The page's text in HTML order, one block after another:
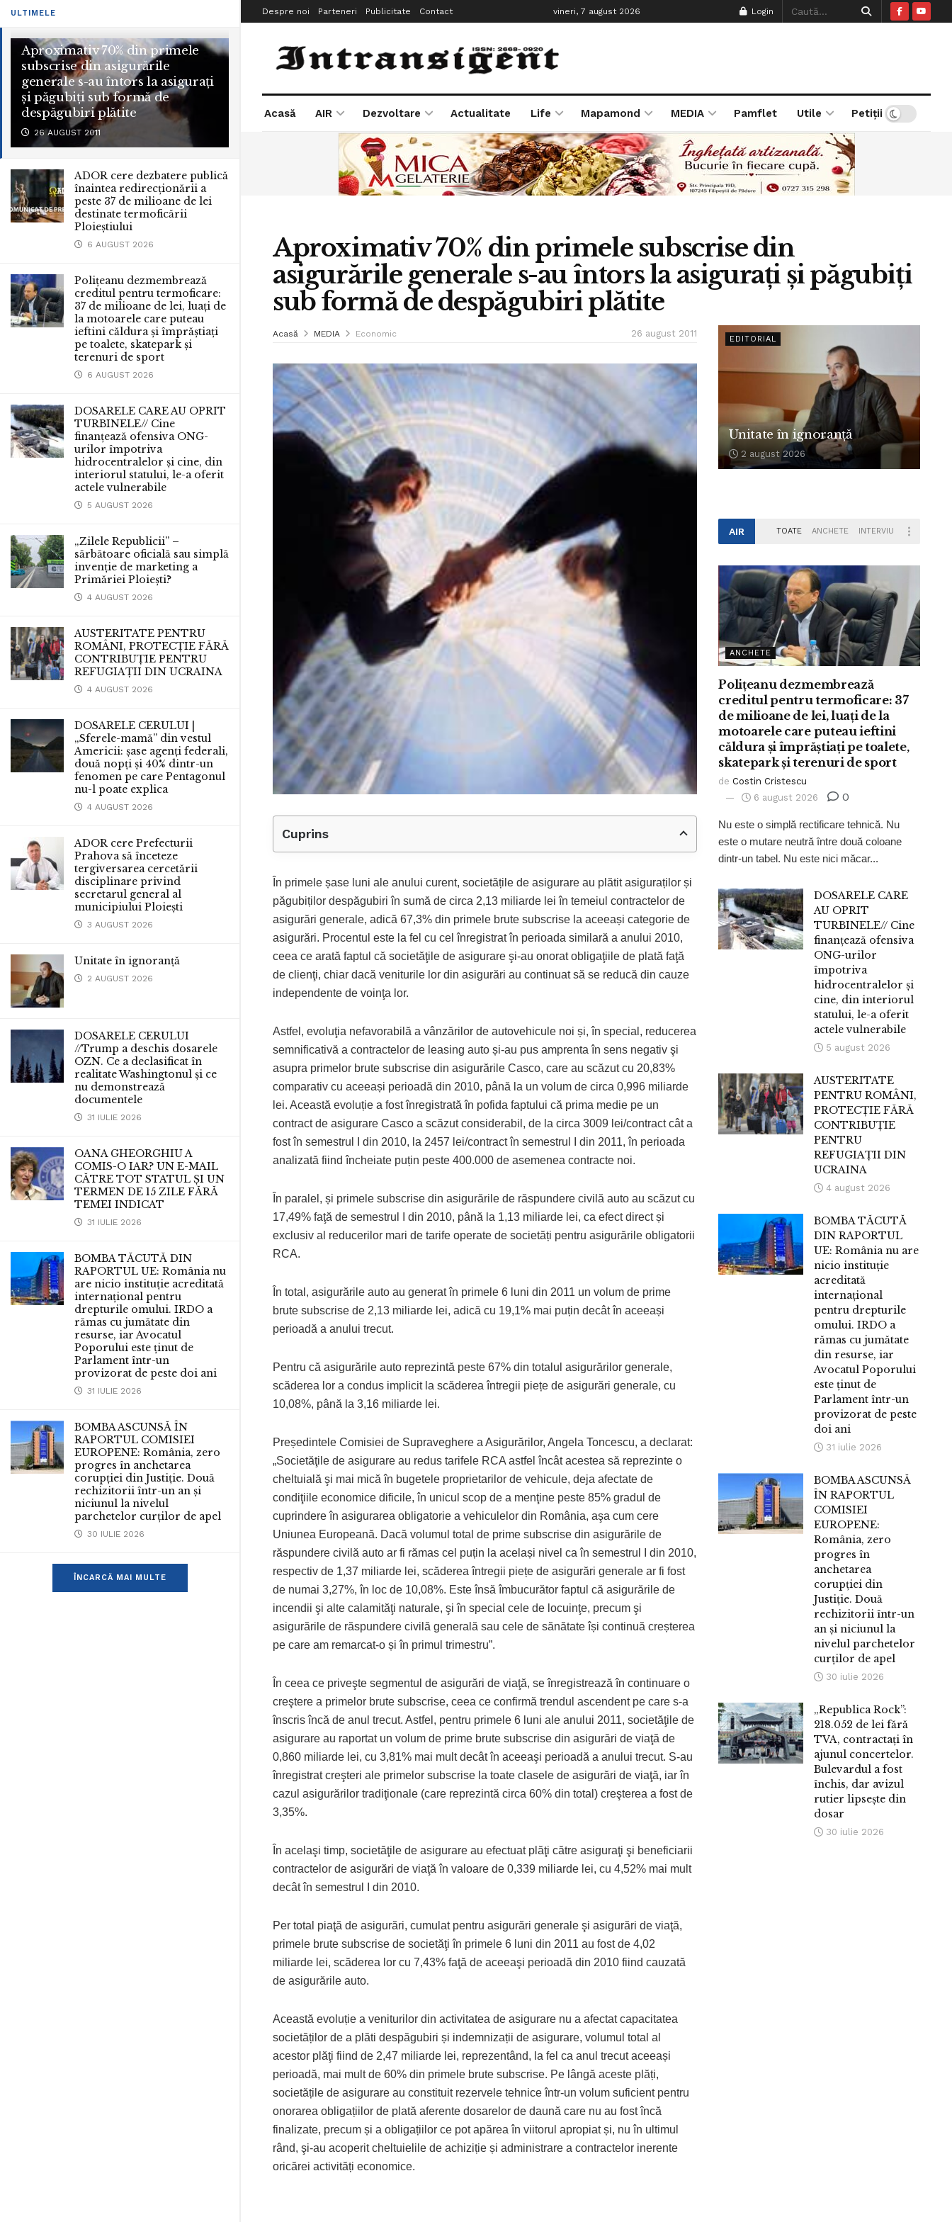
ULTIMELE
Aproximativ 70% din primele
subscrise din asigurările
generale s-au întors la asigurați
și păgubiți sub formă de
despăgubiri plătite
26 AUGUST 2011
ADOR cere dezbatere publică
înaintea redirecționării a
peste 37 de milioane de lei
destinate termoficării
Ploieștiului
6 AUGUST 2026
Polițeanu dezmembrează
creditul pentru termoficare:
37 de milioane de lei, luați de
la motoarele care puteau
ieftini căldura și împrăștiați
pe toalete, skatepark și
terenuri de sport
6 AUGUST 2026
DOSARELE CARE AU OPRIT
TURBINELE// Cine
finanțează ofensiva ONG-
urilor împotriva
hidrocentralelor și cine, din
interiorul statului, le-a oferit
actele vulnerabile
5 AUGUST 2026
„Zilele Republicii” –
sărbătoare oficială sau simplă
invenție de marketing a
Primăriei Ploiești?
4 AUGUST 2026
AUSTERITATE PENTRU
ROMÂNI, PROTECȚIE FĂRĂ
CONTRIBUȚIE PENTRU
REFUGIAȚII DIN UCRAINA
4 AUGUST 2026
DOSARELE CERULUI |
„Sferele-mamă” din vestul
Americii: șase agenți federali,
două nopți și 40% dintr-un
fenomen pe care Pentagonul
nu-l poate explica
4 AUGUST 2026
ADOR cere Prefecturii
Prahova să înceteze
tergiversarea cercetării
disciplinare privind
secretarul general al
municipiului Ploiești
3 AUGUST 2026
Unitate în ignoranță
2 AUGUST 2026
DOSARELE CERULUI
//Trump a deschis dosarele
OZN. Ce a declasificat în
realitate Washingtonul și ce
nu demonstrează
documentele
31 IULIE 2026
OANA GHEORGHIU A
COMIS-O IAR? UN E-MAIL
CĂTRE TOT STATUL ȘI UN
TERMEN DE 15 ZILE FĂRĂ
TEMEI INDICAT
31 IULIE 2026
BOMBA TĂCUTĂ DIN
RAPORTUL UE: România nu
are nicio instituție acreditată
internațional pentru
drepturile omului. IRDO a
rămas cu jumătate din
resurse, iar Avocatul
Poporului este ținut de
Parlament într-un
provizorat de peste doi ani
31 IULIE 2026
BOMBA ASCUNSĂ ÎN
RAPORTUL COMISIEI
EUROPENE: România, zero
progres în anchetarea
corupției din Justiție. Două
rechizitorii într-un an și
niciunul la nivelul
parchetelor curților de apel
30 IULIE 2026
ÎNCARCĂ MAI MULTE
Despre noi Parteneri Publicitate Contact vineri, 7 august 2026 Login
Acasă AIR Dezvoltare Actualitate Life Mapamond MEDIA Pamflet Utile Petiții
Aproximativ 70% din primele subscrise din
asigurările generale s-au întors la asigurați și păgubiți
sub formă de despăgubiri plătite
Acasă MEDIA Economic 26 august 2011
Cuprins
În primele șase luni ale anului curent, societățile de asigurare au plătit asiguraților și
păgubiților despăgubiri în sumă de circa 2,13 miliarde lei în temeiul contractelor de
asigurări generale, adică 67,3% din primele brute subscrise la aceeași categorie de
asigurări. Procentul este la fel cu cel înregistrat în perioada similară a anului 2010,
ceea ce arată faptul că societăţile de asigurare şi-au onorat obligaţiile de plată faţă
de clienţi, chiar dacă veniturile lor din asigurări au continuat să se reducă din cauze
independente de voinţa lor.
Astfel, evoluţia nefavorabilă a vânzărilor de autovehicule noi și, în special, reducerea
semnificativă a contractelor de leasing auto și-au pus amprenta în sens negativ şi
asupra primelor brute subscrise din asigurările Casco, care au scăzut cu 20,83%
comparativ cu aceeași perioadă din 2010, până la un volum de circa 0,996 miliarde
lei. Această evoluție a fost înregistrată în pofida faptului că prima medie pe un
contract de asigurare Casco a scăzut considerabil, de la circa 3009 lei/contract cât a
fost în semestrul I din 2010, la 2457 lei/contract în semestrul I din 2011, în perioada
analizată fiind încheiate puțin peste 400.000 de asemenea contracte noi.
În paralel, și primele subscrise din asigurările de răspundere civilă auto au scăzut cu
17,49% faţă de semestrul I din 2010, până la 1,13 miliarde lei, ca efect direct și
exclusiv al reducerilor mari de tarife operate de societăți pentru asigurările obligatorii
RCA.
În total, asigurările auto au generat în primele 6 luni din 2011 un volum de prime
brute subscrise de 2,13 miliarde lei, adică cu 19,1% mai puțin decât în aceeași
perioadă a anului trecut.
Pentru că asigurările auto reprezintă peste 67% din totalul asigurărilor generale,
scăderea lor a condus implicit la scăderea întregii piețe de asigurări generale, cu
10,08%, până la 3,16 miliarde lei.
Președintele Comisiei de Supraveghere a Asigurărilor, Angela Toncescu, a declarat:
„Societăţile de asigurare au redus tarifele RCA astfel încât acestea să reprezinte o
cheltuială şi mai mică în bugetele proprietarilor de vehicule, deja afectate de
condiţiile economice dificile, în unicul scop de a menţine peste 85% gradul de
cuprindere în asigurarea obligatorie a vehiculelor din România, aşa cum cere
Uniunea Europeană. Dacă volumul total de prime subscrise din asigurările de
răspundere civilă auto ar fi rămas cel puțin la același nivel ca în semestrul I din 2010,
respectiv de 1,37 miliarde lei, scăderea întregii piețe de asigurări generale ar fi fost
de numai 3,27%, în loc de 10,08%. Este însă îmbucurător faptul că asigurările de
incendii şi alte calamităţi naturale, şi în special cele de locuinţe, precum şi
asigurările de răspundere civilă generală sau cele de sănătate își continuă creșterea
pe care am remarcat-o și în primul trimestru”.
În ceea ce priveşte segmentul de asigurări de viaţă, se înregistrează în continuare o
creştere a primelor brute subscrise, ceea ce confirmă trendul ascendent pe care s-a
înscris încă de anul trecut. Astfel, pentru primele 6 luni ale anului 2011, societăţile de
asigurare au raportat un volum de prime brute subscrise din asigurări de viaţă de
0,860 miliarde lei, cu 3,81% mai mult decât în aceeaşi perioadă a anului trecut. S-au
înregistrat creşteri ale primelor subscrise la toate clasele de asigurări de viaţă, iar în
cazul asigurărilor tradiţionale (care reprezintă circa 60% din total) creşterea a fost de
3,35%.
În acelaşi timp, societăţile de asigurare au efectuat plăţi către asiguraţi şi beneficiarii
contractelor de asigurări de viaţă în valoare de 0,339 miliarde lei, cu 4,52% mai mult
decât în semestrul I din 2010.
Per total piaţă de asigurări, cumulat pentru asigurări generale şi asigurări de viaţă,
primele brute subscrise de societăţi în primele 6 luni din 2011 au fost de 4,02
miliarde lei, scăderea lor cu 7,43% faţă de aceeaşi perioadă din 2010 fiind cauzată
de asigurările auto.
Această evoluție a veniturilor din activitatea de asigurare nu a afectat capacitatea
societăților de a plăti despăgubiri și indemnizații de asigurare, volumul total al
acestor plăţi fiind de 2,47 miliarde lei, reprezentând, la fel ca anul trecut aceeași
perioadă, mai mult de 60% din primele brute subscrise. Pe lângă aceste plăți,
societățile de asigurare au constituit rezervele tehnice într-un volum suficient pentru
onorarea obligațiilor de plată aferente dosarelor de daună care nu au fost încă
finalizate, precum și a obligațiilor ce pot apărea în viitorul apropiat și, nu în ultimul
rând, şi-au acoperit cheltuielile de achiziție și administrare a contractelor inerente
oricărei activități economice.
EDITORIAL
Unitate în ignoranță
2 august 2026
AIR TOATE ANCHETE INTERVIU
ANCHETE
Polițeanu dezmembrează
creditul pentru termoficare: 37
de milioane de lei, luați de la
motoarele care puteau ieftini
căldura și împrăștiați pe toalete,
skatepark și terenuri de sport
de Costin Cristescu
6 august 2026
0
Nu este o simplă rectificare tehnică. Nu
este o mutare neutră între două coloane
dintr-un tabel. Nu este nici măcar...
DOSARELE CARE
AU OPRIT
TURBINELE// Cine
finanțează ofensiva
ONG-urilor
împotriva
hidrocentralelor și
cine, din interiorul
statului, le-a oferit
actele vulnerabile
5 august 2026
AUSTERITATE
PENTRU ROMÂNI,
PROTECȚIE FĂRĂ
CONTRIBUȚIE
PENTRU
REFUGIAȚII DIN
UCRAINA
4 august 2026
BOMBA TĂCUTĂ
DIN RAPORTUL
UE: România nu are
nicio instituție
acreditată
internațional
pentru drepturile
omului. IRDO a
rămas cu jumătate
din resurse, iar
Avocatul Poporului
este ținut de
Parlament într-un
provizorat de peste
doi ani
31 iulie 2026
BOMBA ASCUNSĂ
ÎN RAPORTUL
COMISIEI
EUROPENE:
România, zero
progres în
anchetarea
corupției din
Justiție. Două
rechizitorii într-un
an și niciunul la
nivelul parchetelor
curților de apel
30 iulie 2026
„Republica Rock”:
218.052 de lei fără
TVA, contractați în
ajunul concertelor.
Bulevardul a fost
închis, dar avizul
rutier lipsește din
dosar
30 iulie 2026